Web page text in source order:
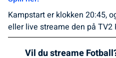
Kampstart er klokken 20:45,
eller live streame den på TV2
Vil du streame